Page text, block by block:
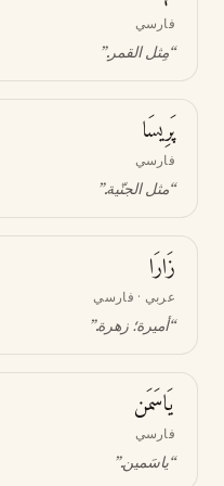
فارسي
“مِثل القمر.”
پَرِيسَا
فارسي
“مثل الجنّية.”
زَارَا
عربي · فارسي
“أميرة؛ زهرة.”
يَاسَمَن
فارسي
“ياسَمين.”